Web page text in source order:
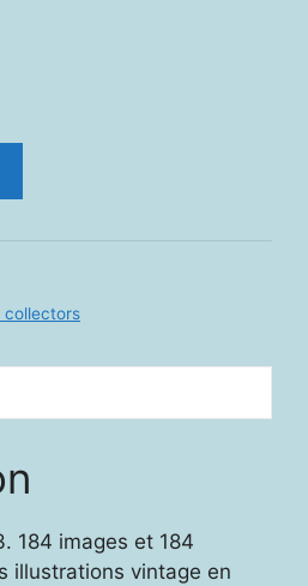
collectors
184 images et 184
illustrations vintage en